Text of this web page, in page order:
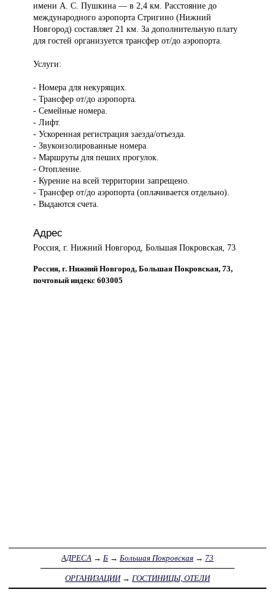
имени А. С. Пушкина — в 2,4 км. Расстояние до
международного аэропорта Стригино (Нижний
Новгород) составляет 21 км. За дополнительную плату
для гостей организуется трансфер от/до аэропорта.
Услуги:
- Номера для некурящих.
- Трансфер от/до аэропорта.
- Семейные номера.
- Лифт.
- Ускоренная регистрация заезда/отъезда.
- Звукоизолированные номера.
- Маршруты для пеших прогулок.
- Отопление.
- Курение на всей территории запрещено.
- Трансфер от/до аэропорта (оплачивается отдельно).
- Выдаются счета.
Адрес
Россия, г. Нижний Новгород, Большая Покровская, 73
Россия, г. Нижний Новгород, Большая Покровская, 73,
почтовый индекс 603005
АДРЕСА → Б → Большая Покровская → 73
ОРГАНИЗАЦИИ→ ГОСТИНИЦЫ, ОТЕЛИ